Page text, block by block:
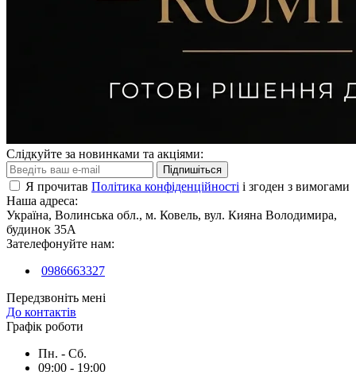
Слідкуйте за новинками та акціями:
Підпишіться
Я прочитав Політика конфіденційності і згоден з вимогами
Наша адреса:
Україна, Волинська обл., м. Ковель, вул. Кияна Володимира,
будинок 35А
Зателефонуйте нам:
0986663327
Передзвоніть мені
До контактів
Графік роботи
Пн. - Сб.
09:00 - 19:00